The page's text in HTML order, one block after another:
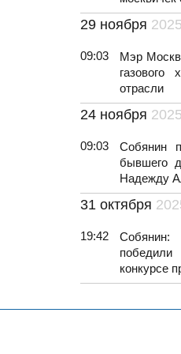
29 ноября 2025
09:03
Мэр
газового
отрасли
24 ноября 2025
09:03
Собянин
бывшего
Надежду
31 октября
19:42
конкурсе